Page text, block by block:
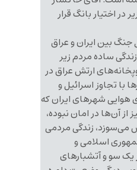
در اختیار بانگ قرار
بین ایران و عراق
ساده مردم زیر
ارتش عراق در
با تجاوز اسرائیل و
هوایی شهرهای ایران که
آن‌ها در امان نبوده،
می‌سوزد، زندگی مردمی
اسلامی و
سو و آتشبارهای